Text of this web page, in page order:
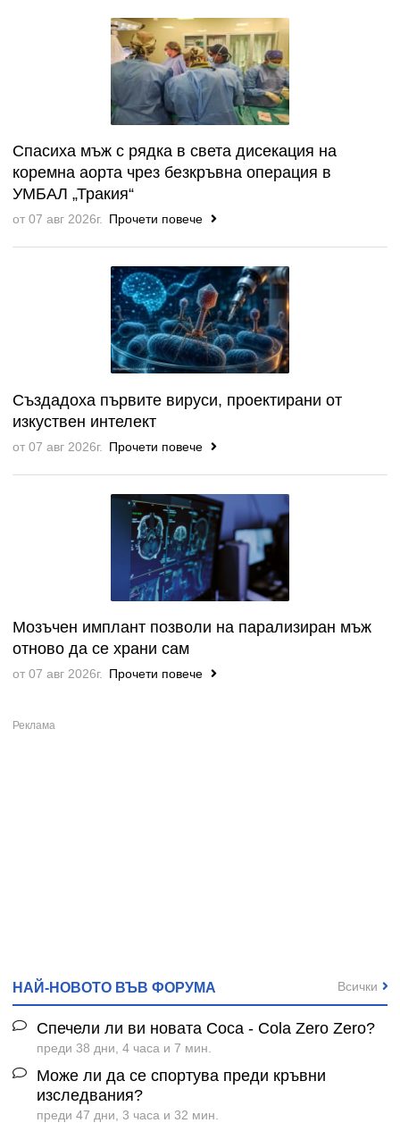
Спасиха мъж с рядка в света дисекация на
коремна аорта чрез безкръвна операция в
УМБАЛ „Тракия“
от 07 авг 2026г. Прочети повече
Създадоха първите вируси, проектирани от
изкуствен интелект
от 07 авг 2026г. Прочети повече
Мозъчен имплант позволи на парализиран мъж
отново да се храни сам
от 07 авг 2026г. Прочети повече
НАЙ-НОВОТО ВЪВ ФОРУМА
Спечели ли ви новата Coca - Cola Zero Zero?
преди 38 дни, 4 часа и 7 мин.
Може ли да се спортува преди кръвни
изследвания?
преди 47 дни, 3 часа и 32 мин.
Всички